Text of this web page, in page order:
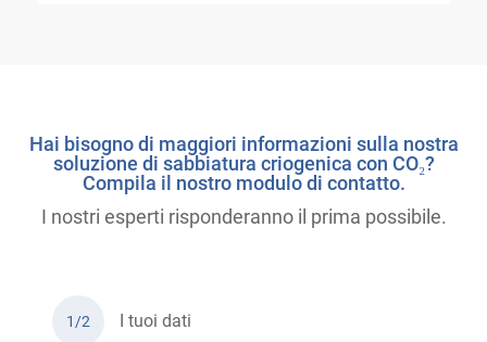
Hai bisogno di maggiori informazioni sulla nostra
soluzione di sabbiatura criogenica con CO₂?
Compila il nostro modulo di contatto.
I nostri esperti risponderanno il prima possibile.
1/2 I tuoi dati